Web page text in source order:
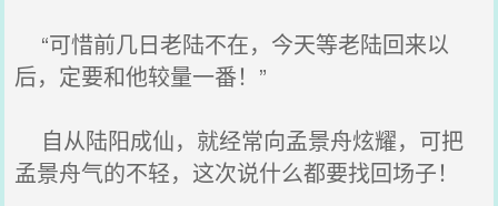
“可惜前几日老陆不在，今天等老陆回来以
后，定要和他较量一番！”
自从陆阳成仙，就经常向孟景舟炫耀，可把
孟景舟气的不轻，这次说什么都要找回场子！